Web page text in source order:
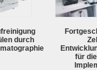
durch
für